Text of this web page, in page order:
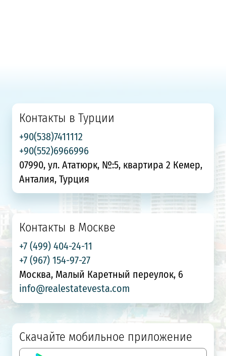
Контакты в Турции
+90(538)7411112
+90(552)6966996
07990, ул. Ататюрк, №:5, квартира 2 Кемер,
Анталия, Турция
Контакты в Москве
+7 (499) 404-24-11
+7 (967) 154-97-27
Москва, Малый Каретный переулок, 6
info@realestatevesta.com
Скачайте мобильное приложение